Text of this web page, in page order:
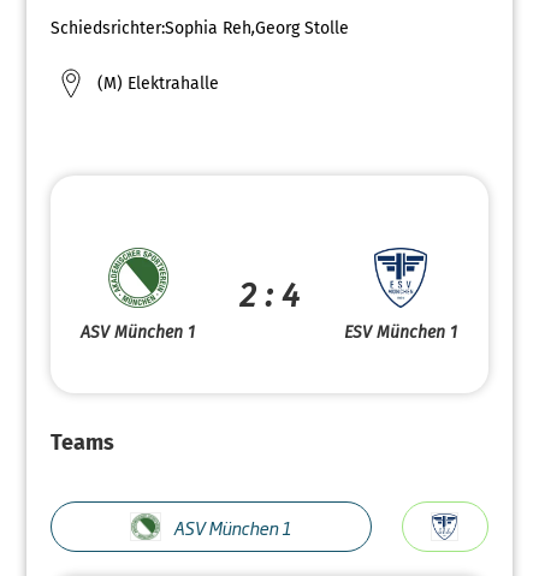
Schiedsrichter:Sophia Reh,Georg Stolle
(M) Elektrahalle
ASV München 1
2 : 4
ESV München 1
Teams
ASV München 1